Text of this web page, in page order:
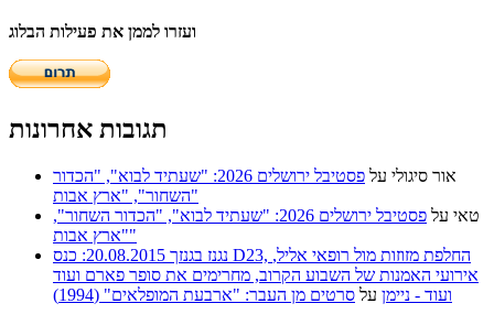
ועזרו לממן את פעילות הבלוג
תגובות אחרונות
אור סיגולי על
פסטיבל ירושלים 2026: "שעתיד לבוא", "הכדור
השחור", "ארץ אבות"
טאי על
פסטיבל ירושלים 2026: "שעתיד לבוא", "הכדור השחור",
"ארץ אבות"
נגנז בגנזך 20.08.2015: כנס D23, החלפת מזוזות מול רופאי אליל,
אירועי האמנות של השבוע הקרוב, מחרימים את סופר פארם ועוד
ועוד - ניימן על סרטים מן העבר: "ארבעת המופלאים" (1994)